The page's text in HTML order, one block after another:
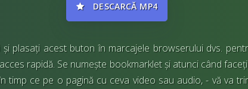
DESCARCĂ MP4
și plasați acest buton în marcajele browserului dvs.
rapidă. Se numește bookmarklet și atunci când
timp ce pe o pagină cu ceva video sau audio, - vă va